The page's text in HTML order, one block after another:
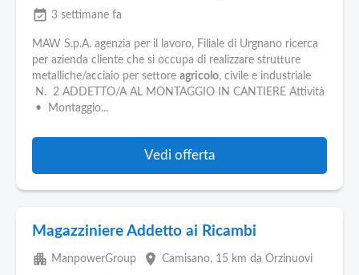
event_available 3 settimane fa
MAW S.p.A. agenzia per il lavoro, Filiale di Urgnano ricerca
per azienda cliente che si occupa di realizzare strutture
metalliche/acciaio per settore agricolo, civile e industriale
N. 2 ADDETTO/A AL MONTAGGIO IN CANTIERE Attività
• Montaggio...
Vedi offerta
Magazziniere Addetto ai Ricambi
apartment ManpowerGroup place Camisano, 15 km da Orzinuovi